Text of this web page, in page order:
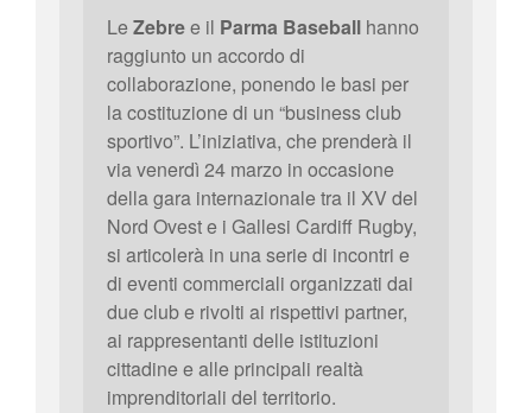
Le Zebree il Parma Baseball hanno
raggiunto un accordo di
collaborazione, ponendo le basi per
la costituzione di un “business club
sportivo”. L’iniziativa, che prenderà il
via venerdì 24 marzo in occasione
della gara internazionale tra il XV del
Nord Ovest e i Gallesi Cardiff Rugby,
si articolerà in una serie di incontri e
di eventi commerciali organizzati dai
due club e rivolti ai rispettivi partner,
ai rappresentanti delle istituzioni
cittadine e alle principali realtà
imprenditoriali del territorio.